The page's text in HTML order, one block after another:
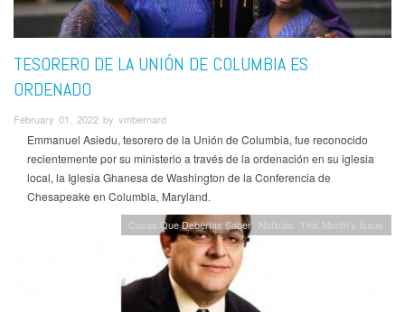
TESORERO DE LA UNIÓN DE COLUMBIA ES
ORDENADO
February 01, 2022 by vmbernard
Emmanuel Asiedu, tesorero de la Unión de Columbia, fue reconocido
recientemente por su ministerio a través de la ordenación en su iglesia
local, la Iglesia Ghanesa de Washington de la Conferencia de
Chesapeake en Columbia, Maryland.
Cosas Que Deberías Saber Noticias This Month's Issue